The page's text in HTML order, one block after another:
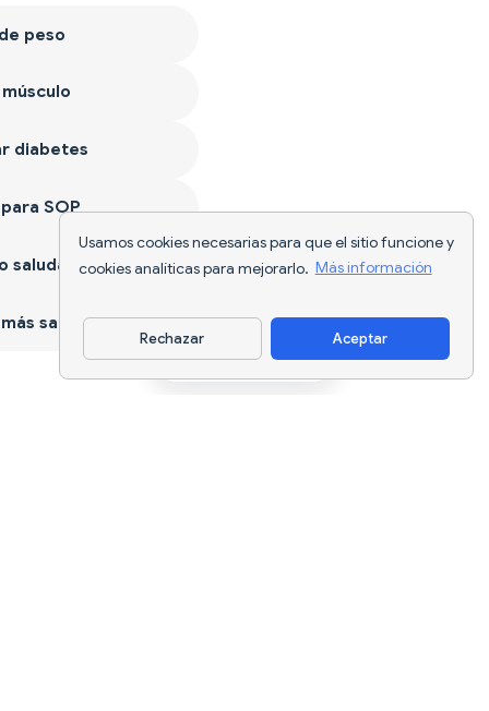
Usamos cookies necesarias para que el sitio funcione y
cookies analíticas para mejorarlo. Más información
Rechazar Aceptar
Descargar app
peso
diabetes
SOP
saludable
sano